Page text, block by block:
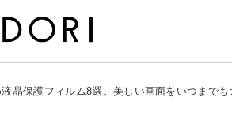
晶保護フィルム8選。美しい画面をいつまでも